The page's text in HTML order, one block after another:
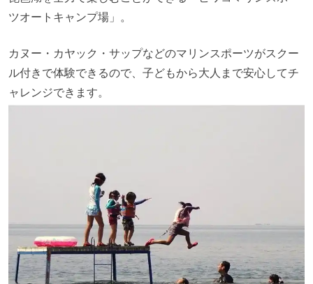
ツオートキャンプ場」。
カヌー・カヤック・サップなどのマリンスポーツがスクー
ル付きで体験できるので、子どもから大人まで安心してチ
ャレンジできます。